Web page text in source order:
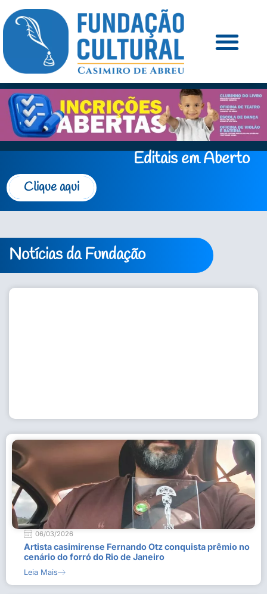
Editais em Aberto
Clique aqui
Notícias da Fundação
06/03/2026
Artista casimirense Fernando Otz conquista prêmio no
cenário do forró do Rio de Janeiro
Leia Mais